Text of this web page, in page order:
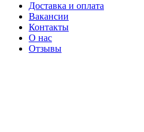
Доставка и оплата
Вакансии
Контакты
О нас
Отзывы